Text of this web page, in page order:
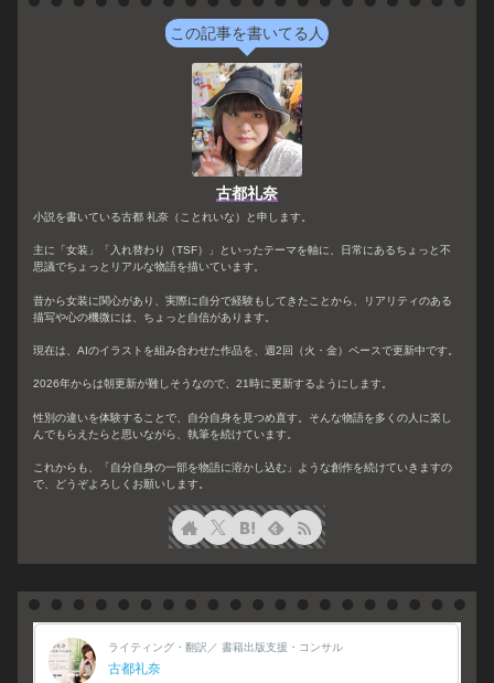
この記事を書いてる人
古都礼奈
小説を書いている古都 礼奈（ことれいな）と申します。
主に「女装」「入れ替わり（TSF）」といったテーマを軸に、日常にあるちょっと不
思議でちょっとリアルな物語を描いています。
昔から女装に関心があり、実際に自分で経験もしてきたことから、リアリティのある
描写や心の機微には、ちょっと自信があります。
現在は、AIのイラストを組み合わせた作品を、週2回（火・金）ペースで更新中です。
2026年からは朝更新が難しそうなので、21時に更新するようにします。
性別の違いを体験することで、自分自身を見つめ直す。そんな物語を多くの人に楽し
んでもらえたらと思いながら、執筆を続けています。
これからも、「自分自身の一部を物語に溶かし込む」ような創作を続けていきますの
で、どうぞよろしくお願いします。